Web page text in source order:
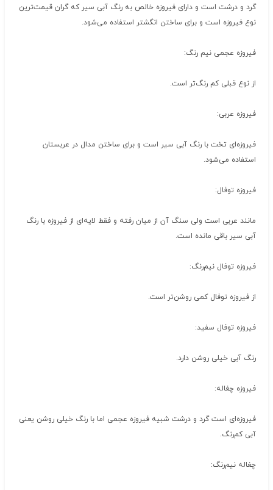
گرد و درشت است و دارای فیروزه خالص به رنگ آبی سیر که گران قیمت‌ترین
نوع فیروزه است و برای ساختن انگشتر استفاده می‌شود.
فیروزه عجمی نیم رنگ:
از نوع قبلی کم رنگ‌تر است.
فیروزه عربی:
فیروزه‌ای تخت با رنگ آبی سیر است و برای ساختن مدال در عربستان
استفاده می‌شود.
فیروزه توفال:
مانند عربی است ولی سنگ آن از میان رفته و فقط لایه‌ای از فیروزه با رنگ
آبی سیر باقی مانده است.
فیروزه توفال نیم‌رنگ:
از فیروزه توفال کمی روشن‌تر است.
فیروزه توفال سفید:
رنگ آبی خیلی روشن دارد.
فیروزه چغاله:
فیروزه‌ای است گرد و درشت شبیه فیروزه عجمی اما با رنگ خیلی روشن یعنی
آبی کم‌رنگ.
چغاله نیم‌رنگ: